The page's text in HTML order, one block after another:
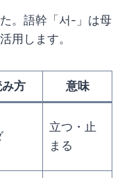
。語幹「서-」は母
用します。
方 意味
立つ・止
まる